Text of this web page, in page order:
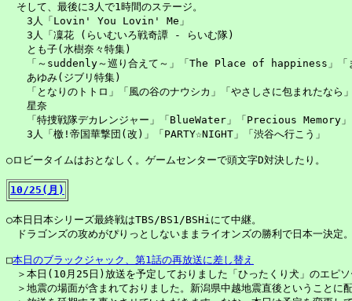
そして、最後に3人で1時間のステージ。
3人「Lovin' You Lovin' Me」
3人「凜花 (らいむいろ戦奇譚 - らいむ隊)
とも子(水樹奈々特集)
「～suddenly～巡り合えて～」「The Place of happiness」「
あゆみ(ジブリ特集)
「となりのトトロ」「風の谷のナウシカ」「やさしさに包まれたなら
星奈
「特捜戦隊デカレンジャー」「BlueWater」「Precious Memory
3人「檄!帝国華撃団(改)」「PARTY☆NIGHT」「渋谷へ行こう」
○ロビータイムはおとなしく。ゲームセンターで頭文字D対決したり。
10/25(月)
○本日日本シリーズ最終戦はTBS/BS1/BSHiにて中継。
ドラゴンズの攻めがぴりっとしないままライオンズの勝利で日本一決定
□本日のブラックジャック、第1話の再放送に差し替え
＞本日(10月25日)放送を予定しておりました「ひったくり犬」のエピソ
＞地震の場面が含まれておりました。新潟県中越地震直後ということに